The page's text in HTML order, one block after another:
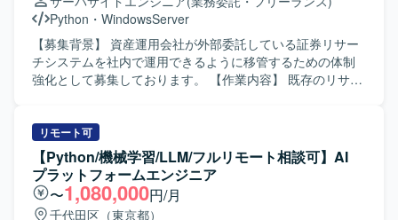
長シミュレーター、マッチングアルゴリズムなどのシミュ
レーション関連の分析を行います。 ・他社サービスのデー
タを用いた市場分析を行います。 ・社内の様々なスタッフ
に対して、分析結果に基づく助言や提案を行います。 ・分
析ツールを用いたデータの可視化と運用を行います。 ・新
る人物像】 ゲーム領域におけるデータ分析のプロフェッシ
ョナルを目指したい方や、将来的にデータ分析に強みを持
つゲームプロデューサーや事業責任者を目指したい方を求
めております。ゲームが好きで、データを通じてプロダク
ト価値向上に貢献したいという意欲をお持ちの方が望まし
Python ・ WindowsServer
【募集背景】 資産運用会社が外部委託している証券リサー
チシステムを社内で運用できるように移管するための体制
強化として募集しております。 【作業内容】 既存のリサー
は、既存バッチのPythonへの書き換え、移行に伴うテスト
の実施、リリース作業および運用対応を行っていただきま
す。あわせて、必要に応じて新規バッチの設計・開発・テ
ストもご対応いただきます。 【求める人物像】 業務要件に
対して主体的かつ責任感を持って取り組んでいただける方
リモート可
【Python/機械学習/LLM/フルリモート相談可】AI
プラットフォームエンジニア
〜1,080,000円/月
千代田区（東京都）